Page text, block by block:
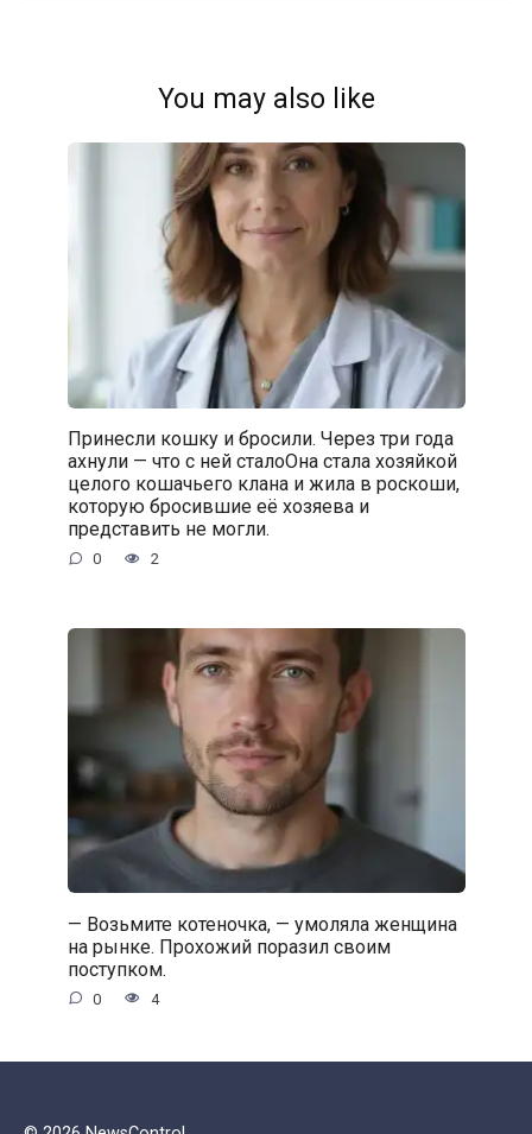
You may also like
Принесли кошку и бросили. Через три года
ахнули — что с ней сталоОна стала хозяйкой
целого кошачьего клана и жила в роскоши,
которую бросившие её хозяева и
представить не могли.
0 2
— Возьмите котеночка, — умоляла женщина
на рынке. Прохожий поразил своим
поступком.
0 4